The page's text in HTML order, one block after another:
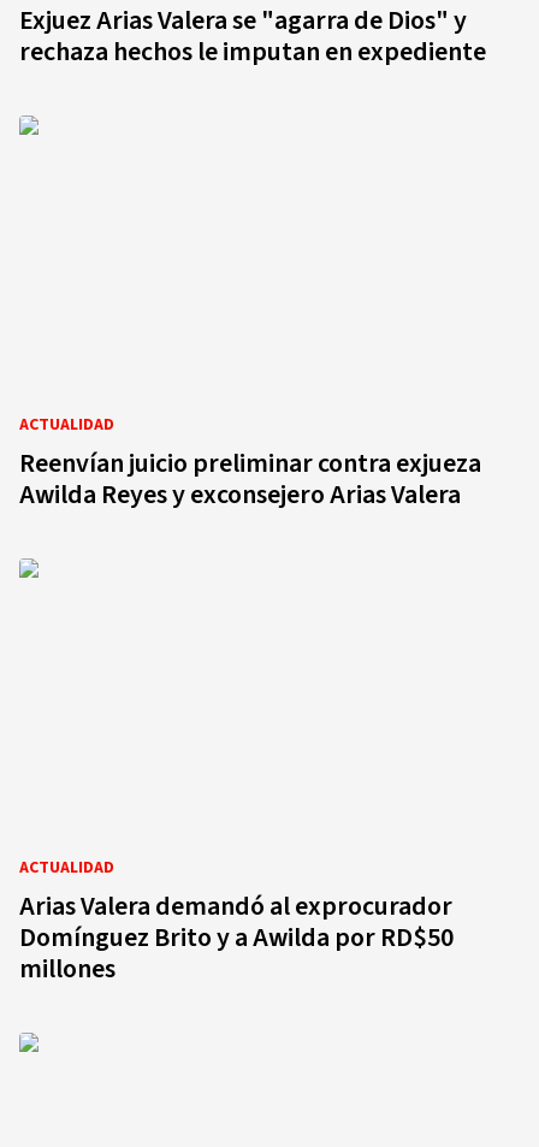
Exjuez Arias Valera se "agarra de Dios" y
rechaza hechos le imputan en expediente
ACTUALIDAD
Reenvían juicio preliminar contra exjueza
Awilda Reyes y exconsejero Arias Valera
ACTUALIDAD
Arias Valera demandó al exprocurador
Domínguez Brito y a Awilda por RD$50
millones